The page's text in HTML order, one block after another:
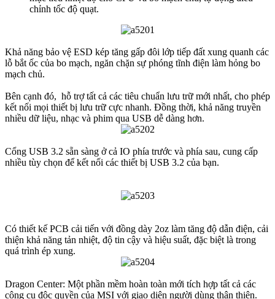
chỉnh tốc độ quạt.
Khả năng bảo vệ ESD kép tăng gấp đôi lớp tiếp đất xung quanh các
lỗ bắt ốc của bo mạch, ngăn chặn sự phóng tĩnh điện làm hỏng bo
mạch chủ.
Bên cạnh đó, hỗ trợ tất cả các tiêu chuẩn lưu trữ mới nhất, cho phép
kết nối mọi thiết bị lưu trữ cực nhanh. Đồng thời, khả năng truyền
nhiều dữ liệu, nhạc và phim qua USB dễ dàng hơn.
Cổng USB 3.2 sẵn sàng ở cả IO phía trước và phía sau, cung cấp
nhiều tùy chọn để kết nối các thiết bị USB 3.2 của bạn.
Có thiết kế PCB cải tiến với đồng dày 2oz làm tăng độ dẫn điện, cải
thiện khả năng tản nhiệt, độ tin cậy và hiệu suất, đặc biệt là trong
quá trình ép xung.
Dragon Center: Một phần mềm hoàn toàn mới tích hợp tất cả các
công cụ độc quyền của MSI với giao diện người dùng thân thiện.